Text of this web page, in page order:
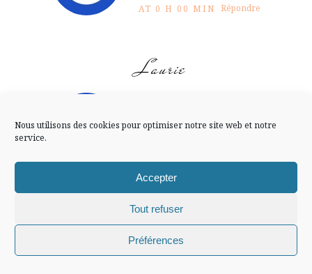
Nous utilisons des cookies pour optimiser notre site web et notre
service.
Accepter
Tout refuser
Préférences
AT 0 H 00 MIN Répondre
Laurie
30 NOVEMBRE -0001
Arwen
Suivre sur Instagram